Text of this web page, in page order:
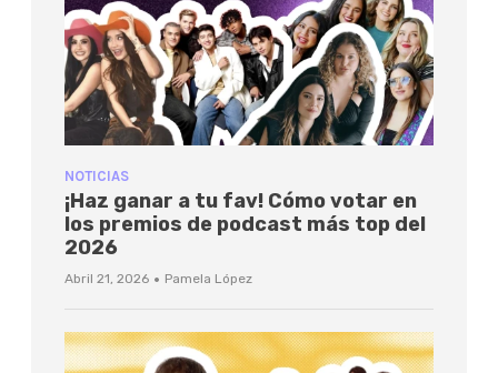
NOTICIAS
¡Haz ganar a tu fav! Cómo votar en
los premios de podcast más top del
2026
Abril 21, 2026 · Pamela López